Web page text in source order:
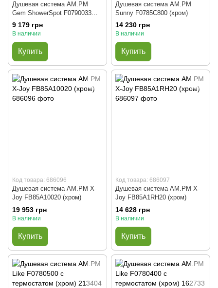
Душевая система AM.PM
Gem ShowerSpot F0790033
(белый)
9 179 грн
В наличии
Купить
Душевая система AM.PM
Sunny F0785C800 (хром)
14 230 грн
В наличии
Купить
Код товара: 686096
Душевая система AM.PM X-
Joy FB85A10020 (хром)
19 953 грн
В наличии
Купить
Код товара: 686097
Душевая система AM.PM X-
Joy FB85A1RH20 (хром)
14 628 грн
В наличии
Купить